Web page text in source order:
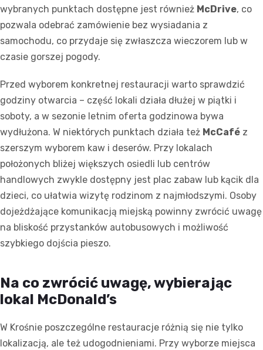
wybranych punktach dostępne jest również McDrive, co
pozwala odebrać zamówienie bez wysiadania z
samochodu, co przydaje się zwłaszcza wieczorem lub w
czasie gorszej pogody.
Przed wyborem konkretnej restauracji warto sprawdzić
godziny otwarcia – część lokali działa dłużej w piątki i
soboty, a w sezonie letnim oferta godzinowa bywa
wydłużona. W niektórych punktach działa też McCafé z
szerszym wyborem kaw i deserów. Przy lokalach
położonych bliżej większych osiedli lub centrów
handlowych zwykle dostępny jest plac zabaw lub kącik dla
dzieci, co ułatwia wizytę rodzinom z najmłodszymi. Osoby
dojeżdżające komunikacją miejską powinny zwrócić uwagę
na bliskość przystanków autobusowych i możliwość
szybkiego dojścia pieszo.
Na co zwrócić uwagę, wybierając
lokal McDonald’s
W Krośnie poszczególne restauracje różnią się nie tylko
lokalizacją, ale też udogodnieniami. Przy wyborze miejsca